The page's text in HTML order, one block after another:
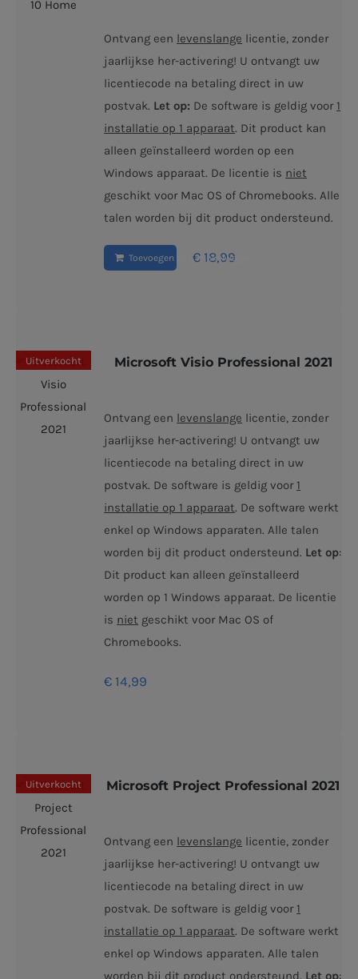
Ontvang een levenslange licentie, zonder
jaarlijkse her-activering! U ontvangt uw
licentiecode na betaling direct in uw
postvak. Let op: De software is geldig voor 1
installatie op 1 apparaat. Dit product kan
alleen geïnstalleerd worden op een
Windows apparaat. De licentie is niet
geschikt voor Mac OS of Chromebooks. Alle
talen worden bij dit product ondersteund.
€ 18,99
Toevoegen aan winkelwagen
Uitverkocht Microsoft Visio Professional 2021
Ontvang een levenslange licentie, zonder
jaarlijkse her-activering! U ontvangt uw
licentiecode na betaling direct in uw
postvak. De software is geldig voor 1
installatie op 1 apparaat. De software werkt
enkel op Windows apparaten. Alle talen
worden bij dit product ondersteund. Let op:
Dit product kan alleen geïnstalleerd
worden op 1 Windows apparaat. De licentie
is niet geschikt voor Mac OS of
Chromebooks.
€ 14,99
Uitverkocht Microsoft Project Professional 2021
Ontvang een levenslange licentie, zonder
jaarlijkse her-activering! U ontvangt uw
licentiecode na betaling direct in uw
postvak. De software is geldig voor 1
installatie op 1 apparaat. De software werkt
enkel op Windows apparaten. Alle talen
worden bij dit product ondersteund. Let op: